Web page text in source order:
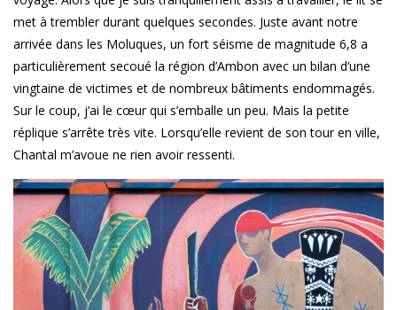
met à trembler durant quelques secondes. Juste avant notre
arrivée dans les Moluques, un fort séisme de magnitude 6,8 a
particulièrement secoué la région d’Ambon avec un bilan d’une
vingtaine de victimes et de nombreux bâtiments endommagés.
Sur le coup, j’ai le cœur qui s’emballe un peu. Mais la petite
réplique s’arrête très vite. Lorsqu’elle revient de son tour en ville,
Chantal m’avoue ne rien avoir ressenti.